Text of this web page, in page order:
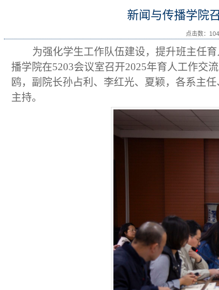
新闻与传播学院
点击数：
为强化学生工作队伍建设，提升班主任
播学院在5203会议室召开2025年育人工作交
鸥，副院长孙占利、李红光、夏颖，各系主
主持。